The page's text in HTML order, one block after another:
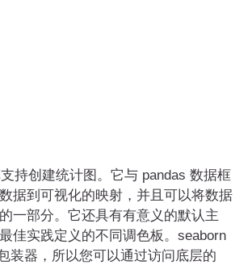
创建统计图。它与 pandas 数据框
据到可视化的映射，并且可以将数据
一部分。它还具有有意义的默认主
佳实践定义的不同调色板。seaborn
装器，所以您可以通过访问底层的